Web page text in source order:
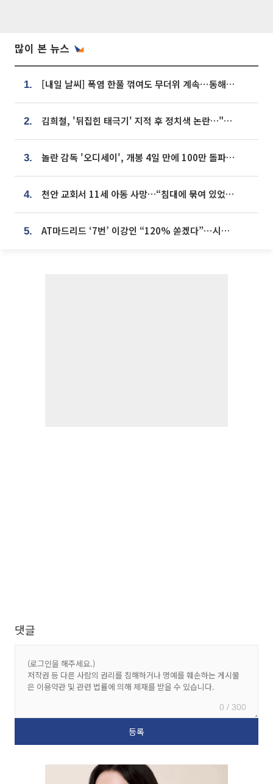
많이 본 뉴스
1. [내일 날씨] 폭염 한풀 꺾여도 무더위 계속⋯동해안 이틀 연속 비
2. 김희철, '뒤집힌 태극기' 지적 후 정치색 논란…"좌우 떠나 우리나라 국기"
3. 놀란 감독 '오디세이', 개봉 4일 만에 100만 돌파⋯'왕사남' 보다 빠르다
4. 천안 교회서 11세 아동 사망…“침대에 묶여 있었다” 진술 확보
5. AT마드리드 ‘7번’ 이강인 “120% 쏟겠다”⋯시메오네 감독 “필요한 선수”
댓글
0 / 300